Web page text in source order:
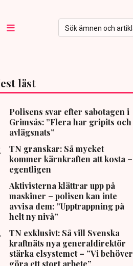
läst
Polisens svar efter sabotagen i
Grimsås: ”Flera har gripits och
avlägsnats”
TN granskar: Så mycket
kommer kärnkraften att kosta –
egentligen
Aktivisterna klättrar upp på
maskiner – polisen kan inte
avvisa dem: ”Upptrappning på
helt ny nivå”
TN exklusivt: Så vill Svenska
kraftnäts nya generaldirektör
stärka elsystemet – ”Vi behöver
göra ett stort arbete”